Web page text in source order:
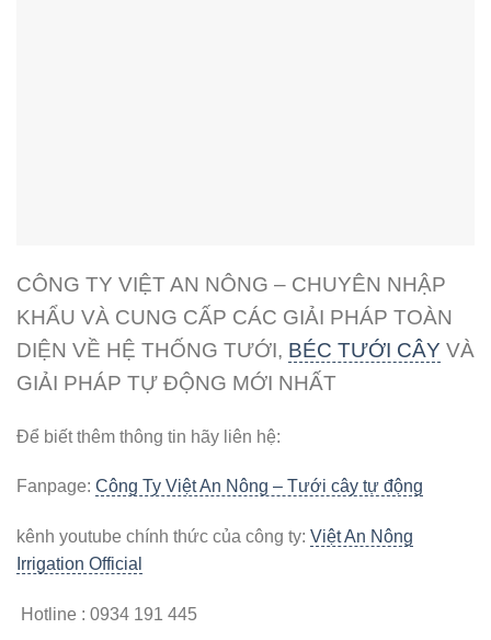
CÔNG TY VIỆT AN NÔNG – CHUYÊN NHẬP
KHẨU VÀ CUNG CẤP CÁC GIẢI PHÁP TOÀN
DIỆN VỀ HỆ THỐNG TƯỚI, BÉC TƯỚI CÂY VÀ
GIẢI PHÁP TỰ ĐỘNG MỚI NHẤT
Để biết thêm thông tin hãy liên hệ:
Fanpage: Công Ty Việt An Nông – Tưới cây tự động
kênh youtube chính thức của công ty: Việt An Nông
Irrigation Official
Hotline : 0934 191 445